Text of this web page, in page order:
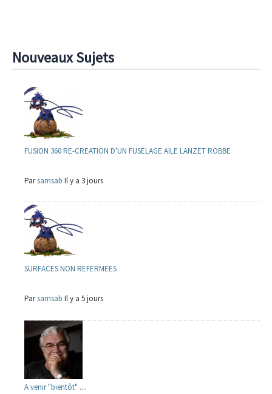
Nouveaux Sujets
FUSION 360 RE-CREATION D'UN FUSELAGE AILE LANZET ROBBE
Parsamsab Il y a 3 jours
SURFACES NON REFERMEES
Parsamsab Il y a 5 jours
A venir "bientôt" ....